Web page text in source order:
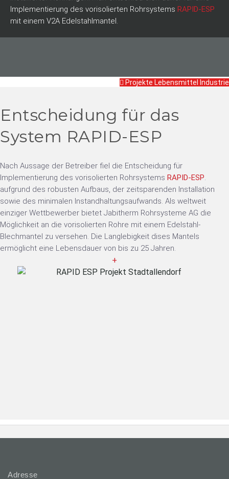
Implementierung des vorisolierten Rohrsystems RAPID-ESP
mit einem V2A Edelstahlmantel.
Projekte Lebensmittel Industrie
Entscheidung für das
System RAPID-ESP
Nach Aussage der Betreiber fiel die Entscheidung für
Implementierung des vorisolierten Rohrsystems RAPID-ESP.
aufgrund des robusten Aufbaus, der zeitsparenden Installation
sowie des minimalen Instandhaltungsaufwands. Als weltweit
einziger Wettbewerber bietet Jabitherm Rohrsysteme AG die
Möglichkeit an die vorisolierten Rohre mit einem Edelstahl-
Blechmantel zu versehen. Die Langlebigkeit dises Mantels
ermöglicht eine Lebensdauer von bis zu 25 Jahren.
+
Adresse